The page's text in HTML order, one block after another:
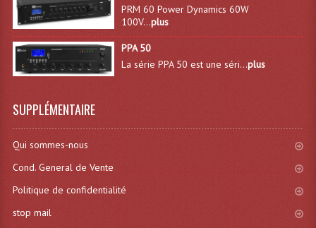
Changeurs De Couleurs
Déco Light
Effets LASERS
Lasers (Effets Volumetriques)
Effets Lumineux À Leds
PRM 60 Power Dynamics 60W
100V...plus
PPA 50
La série PPA 50 est une séri...plus
SUPPLÉMENTAIRE
Qui sommes-nous
Cond. General de Vente
Politique de confidentialité
stop mail